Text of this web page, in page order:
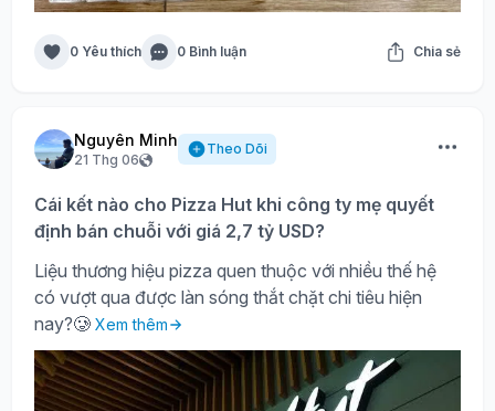
0 Yêu thích 0 Bình luận Chia sẻ
Nguyên Minh
21 Thg 06
Theo Dõi
Cái kết nào cho Pizza Hut khi công ty mẹ quyết
định bán chuỗi với giá 2,7 tỷ USD?
Liệu thương hiệu pizza quen thuộc với nhiều thế hệ
có vượt qua được làn sóng thắt chặt chi tiêu hiện
nay?🥲 Xem thêm